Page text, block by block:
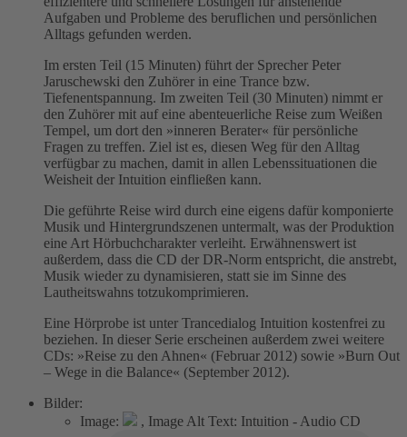
Aufgaben und Probleme des beruflichen und persönlichen
Alltags gefunden werden.
Im ersten Teil (15 Minuten) führt der Sprecher Peter
Jaruschewski den Zuhörer in eine Trance bzw.
Tiefenentspannung. Im zweiten Teil (30 Minuten) nimmt er
den Zuhörer mit auf eine abenteuerliche Reise zum Weißen
Tempel, um dort den »inneren Berater« für persönliche
Fragen zu treffen. Ziel ist es, diesen Weg für den Alltag
verfügbar zu machen, damit in allen Lebenssituationen die
Weisheit der Intuition einfließen kann.
Die geführte Reise wird durch eine eigens dafür komponierte
Musik und Hintergrundszenen untermalt, was der Produktion
eine Art Hörbuchcharakter verleiht. Erwähnenswert ist
außerdem, dass die CD der DR-Norm entspricht, die anstrebt,
Musik wieder zu dynamisieren, statt sie im Sinne des
Lautheitswahns totzukomprimieren.
Eine Hörprobe ist unter Trancedialog Intuition kostenfrei zu
beziehen. In dieser Serie erscheinen außerdem zwei weitere
CDs: »Reise zu den Ahnen« (Februar 2012) sowie »Burn Out
– Wege in die Balance« (September 2012).
Bilder:
Image:
, Image Alt Text: Intuition - Audio CD